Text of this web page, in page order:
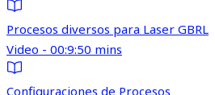
Procesos diversos para Laser GBRL
Video - 00:9:50 mins
Configuraciones de Procesos